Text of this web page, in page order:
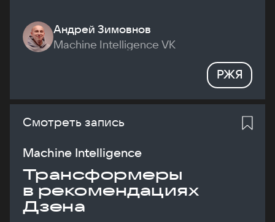
Андрей Зимовнов
Machine Intelligence VK
РЖЯ
Смотреть запись
Machine Intelligence
Трансформеры
в рекомендациях
Дзена